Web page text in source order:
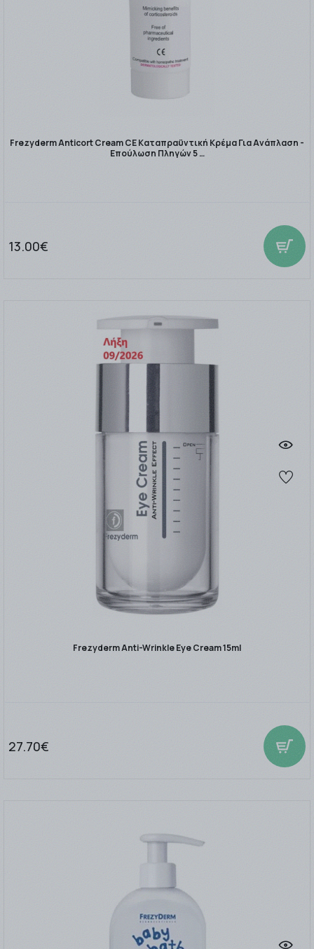
Frezyderm Anticort Cream CE Καταπραϋντική Κρέμα Για Ανάπλαση -
Επούλωση Πληγών 5 …
13.00€
Frezyderm Anti-Wrinkle Eye Cream 15ml
27.70€